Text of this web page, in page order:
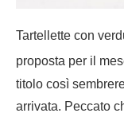
Tartellette con
proposta per il
titolo così
arrivata. Peccato